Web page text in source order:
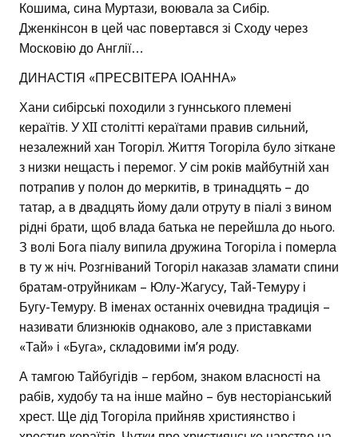
Кошима, сина Муртази, воювала за Сибір.
Дженкінсон в цей час повертався зі Сходу через
Московію до Англії…
ДИНАСТІЯ «ПРЕСВІТЕРА ІОАННА»
Хани сибірські походили з гуннського племені
кераїтів. У XII столітті кераїтами правив сильний,
незалежний хан Тогоріл. Життя Тогоріла було зіткане
з низки нещасть і перемог. У сім років майбутній хан
потрапив у полон до меркитів, в тринадцять – до
татар, а в двадцять йому дали отруту в піалі з вином
рідні брати, щоб влада батька не перейшла до нього.
З волі Бога піалу випила дружина Тогоріла і померла
в ту ж ніч. Розгніваний Тогоріл наказав зламати спини
братам-отруйникам – Юлу-Жагусу, Тай-Темуру і
Бугу-Темуру. В іменах останніх очевидна традиція –
називати близнюків однаково, але з приставками
«Тай» і «Буга», складовими ім’я роду.
А тамгою Тайбугідів – гербом, знаком власності на
рабів, худобу та на інше майно – був несторіанський
хрест. Ще дід Тогоріла прийняв християнство і